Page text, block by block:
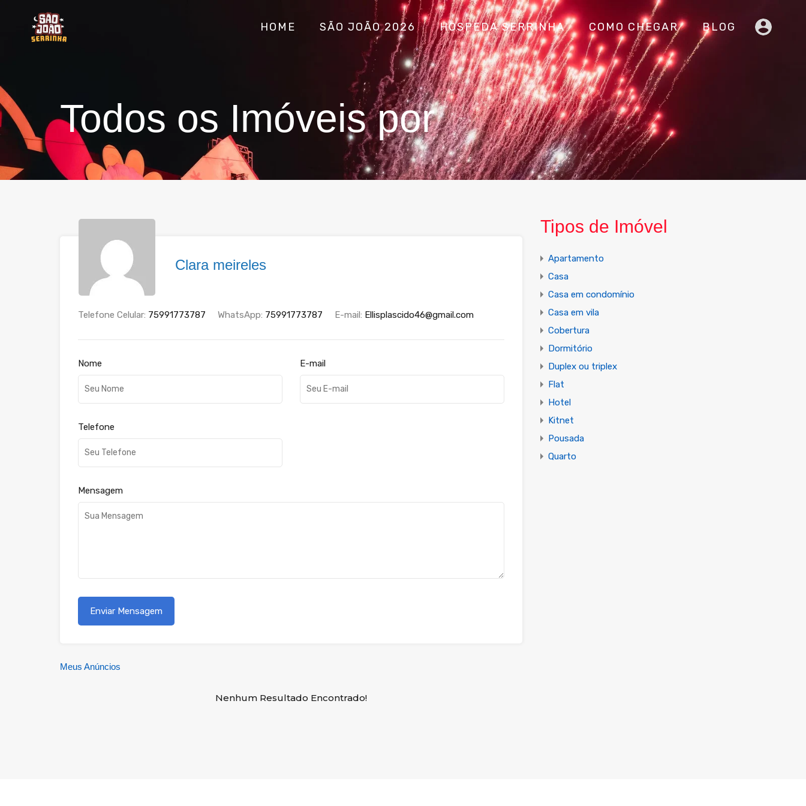
HOME SÃO JOÃO 2026 HOSPEDA SERRINHA COMO CHEGAR BLOG
Todos os Imóveis por
Clara meireles
Telefone Celular: 75991773787 WhatsApp: 75991773787 E-mail: Ellisplascido46@gmail.com
Nome E-mail
Telefone
Mensagem
Meus Anúncios
Nenhum Resultado Encontrado!
Tipos de Imóvel
Apartamento
Casa
Casa em condomínio
Casa em vila
Cobertura
Dormitório
Duplex ou triplex
Flat
Hotel
Kitnet
Pousada
Quarto